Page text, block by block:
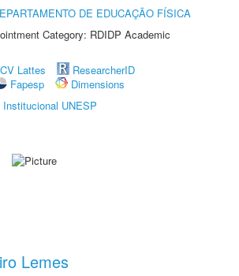
DE EDUCAÇÃO FÍSICA
Category: RDIDP Academic
CV Lattes
ResearcherID
Fapesp
Dimensions
Institucional UNESP
Lemes